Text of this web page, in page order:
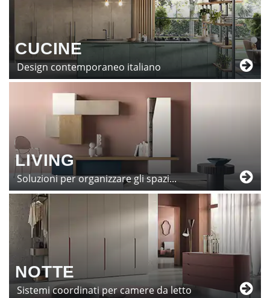
CUCINE
Design contemporaneo italiano
LIVING
Soluzioni per organizzare gli spazi...
NOTTE
Sistemi coordinati per camere da letto